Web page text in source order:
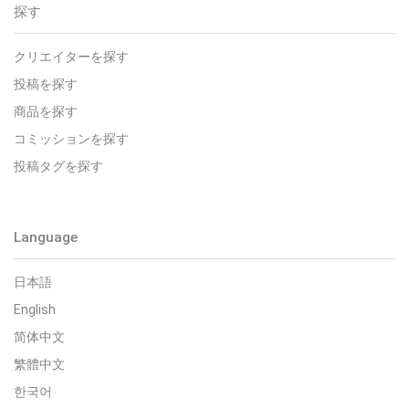
探す
クリエイターを探す
投稿を探す
商品を探す
コミッションを探す
投稿タグを探す
Language
日本語
English
简体中文
繁體中文
한국어